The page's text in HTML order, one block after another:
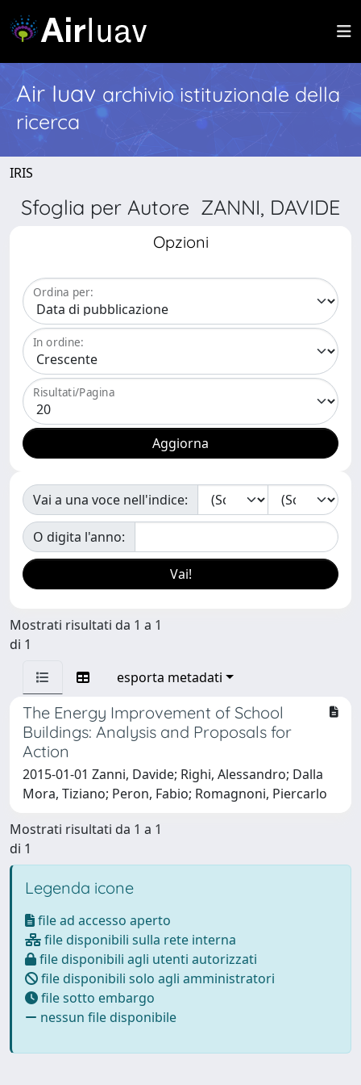
Air Iuav archivio istituzionale della
ricerca
IRIS
Sfoglia per Autore ZANNI, DAVIDE
Opzioni
Ordina per:
In ordine:
Risultati/Pagina
Vai a una voce nell'indice:
O digita l'anno:
Mostrati risultati da 1 a 1
di 1
esporta metadati
The Energy Improvement of School
Buildings: Analysis and Proposals for
Action
2015-01-01 Zanni, Davide; Righi, Alessandro; Dalla
Mora, Tiziano; Peron, Fabio; Romagnoni, Piercarlo
Mostrati risultati da 1 a 1
di 1
Legenda icone
file ad accesso aperto
file disponibili sulla rete interna
file disponibili agli utenti autorizzati
file disponibili solo agli amministratori
file sotto embargo
nessun file disponibile